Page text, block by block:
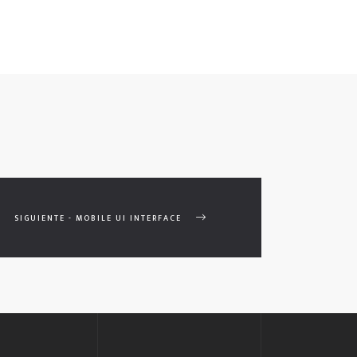
SIGUIENTE - MOBILE UI INTERFACE